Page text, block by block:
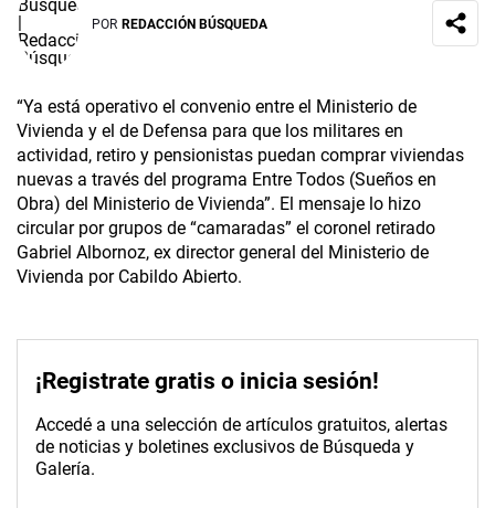
POR REDACCIÓN BÚSQUEDA
“Ya está operativo el convenio entre el Ministerio de
Vivienda y el de Defensa para que los militares en
actividad, retiro y pensionistas puedan comprar viviendas
nuevas a través del programa Entre Todos (Sueños en
Obra) del Ministerio de Vivienda”. El mensaje lo hizo
circular por grupos de “camaradas” el coronel retirado
Gabriel Albornoz, ex director general del Ministerio de
Vivienda por Cabildo Abierto.
¡Registrate gratis o inicia sesión!
Accedé a una selección de artículos gratuitos, alertas
de noticias y boletines exclusivos de Búsqueda y
Galería.